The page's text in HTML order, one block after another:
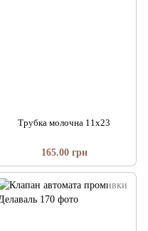
Трубка молочна 11х23
165.00 грн